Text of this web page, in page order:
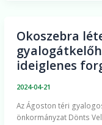
Okoszebra
ideiglenes
2024-04-21
Az Ágoston téri
önkormányzat Dönts
Okoszebra
létesül
az